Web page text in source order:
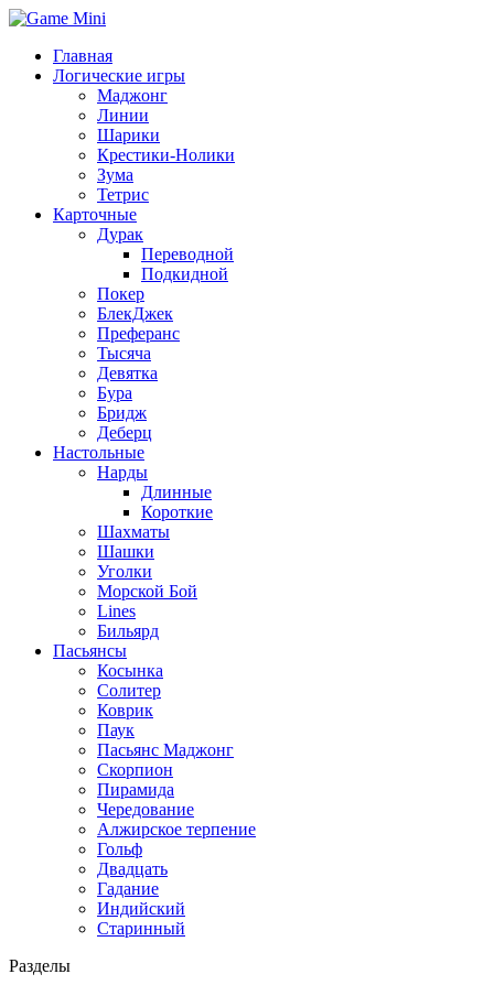
Главная
Логические игры
Маджонг
Линии
Шарики
Крестики-Нолики
Зума
Тетрис
Карточные
Дурак
Переводной
Подкидной
Покер
БлекДжек
Преферанс
Тысяча
Девятка
Бура
Бридж
Деберц
Настольные
Нарды
Длинные
Короткие
Шахматы
Шашки
Уголки
Морской Бой
Lines
Бильярд
Пасьянсы
Косынка
Солитер
Коврик
Паук
Пасьянс Маджонг
Скорпион
Пирамида
Чередование
Алжирское терпение
Гольф
Двадцать
Гадание
Индийский
Старинный
Разделы